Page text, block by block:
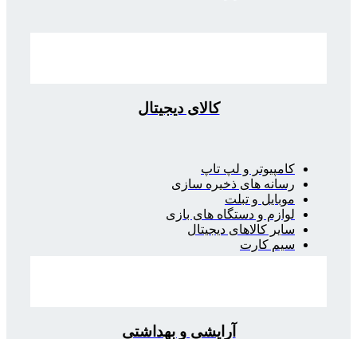
کالای دیجیتال
کامپیوتر و لپ تاپ
رسانه های ذخیره سازی
موبایل و تبلت
لوازم و دستگاه های بازی
سایر کالاهای دیجیتال
سیم کارت
آرایشی و بهداشتی